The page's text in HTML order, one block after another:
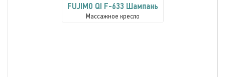
FUJIMO QI F-633 Шампань
Массажное кресло